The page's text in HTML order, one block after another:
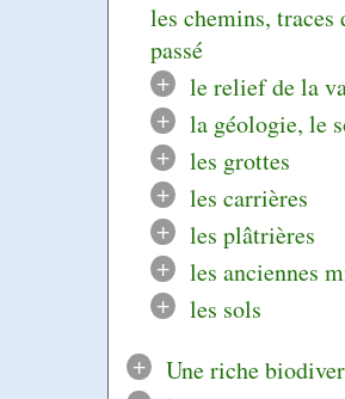
les chemins, traces
passé
+
le relief de la
+
la géologie, le
+
les grottes
+
les carrières
+
les plâtrières
+
les anciennes
+
les sols
+
Une riche